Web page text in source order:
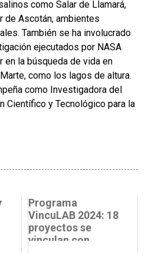
como Salar de Llamará,
de Ascotán, ambientes
También se ha involucrado
ejecutados por NASA
en la búsqueda de vida en
como los lagos de altura.
como Investigadora del
Científico y Tecnológico para la
Programa
VincuLAB 2024: 18
proyectos se
vinculan con